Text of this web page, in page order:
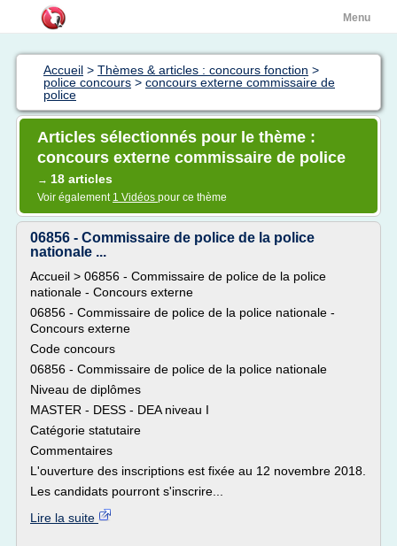
Menu
Accueil > Thèmes & articles : concours fonction >
police concours > concours externe commissaire de
police
Articles sélectionnés pour le thème :
concours externe commissaire de police
→ 18 articles
Voir également 1 Vidéos pour ce thème
06856 - Commissaire de police de la police
nationale ...
Accueil > 06856 - Commissaire de police de la police
nationale - Concours externe
06856 - Commissaire de police de la police nationale -
Concours externe
Code concours
06856 - Commissaire de police de la police nationale
Niveau de diplômes
MASTER - DESS - DEA niveau I
Catégorie statutaire
Commentaires
L'ouverture des inscriptions est fixée au 12 novembre 2018.
Les candidats pourront s'inscrire...
Lire la suite